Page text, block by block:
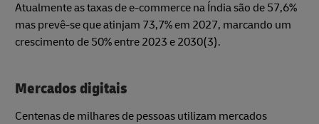
Atualmente as taxas de e-commerce na Índia são de 57,6%
mas prevê-se que atinjam 73,7% em 2027, marcando um
crescimento de 50% entre 2023 e 2030(3).
Mercados digitais
Centenas de milhares de pessoas utilizam mercados